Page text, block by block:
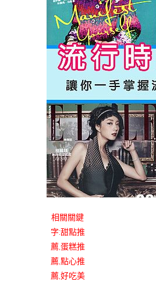
相關關鍵
字:甜點推
薦,蛋糕推
薦,點心推
薦,好吃美